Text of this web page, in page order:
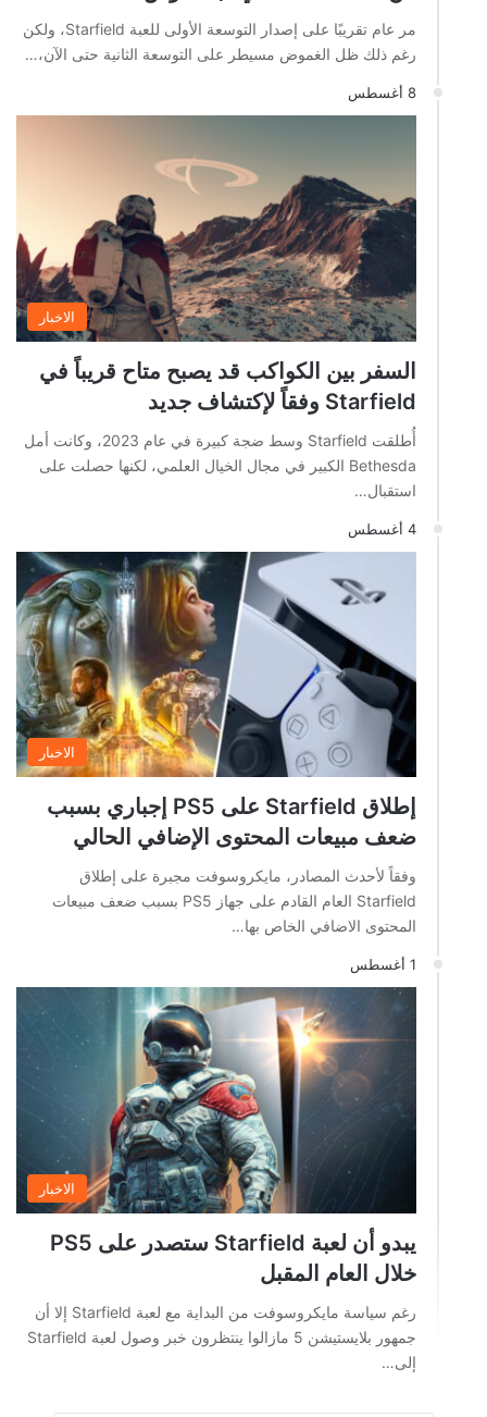
مر عام تقريبًا على إصدار التوسعة الأولى للعبة Starfield، ولكن
رغم ذلك ظل الغموض مسيطر على التوسعة الثانية حتى الآن،…
8 أغسطس
الاخبار
السفر بين الكواكب قد يصبح متاح قريباً في
Starfield وفقاً لإكتشاف جديد
أُطلقت Starfield وسط ضجة كبيرة في عام 2023، وكانت أمل
Bethesda الكبير في مجال الخيال العلمي، لكنها حصلت على
استقبال…
4 أغسطس
الاخبار
إطلاق Starfield على PS5 إجباري بسبب
ضعف مبيعات المحتوى الإضافي الحالي
وفقاً لأحدث المصادر، مايكروسوفت مجبرة على إطلاق
Starfield العام القادم على جهاز PS5 بسبب ضعف مبيعات
المحتوى الاضافي الخاص بها…
1 أغسطس
الاخبار
يبدو أن لعبة Starfield ستصدر على PS5
خلال العام المقبل
رغم سياسة مايكروسوفت من البداية مع لعبة Starfield إلا أن
جمهور بلايستيشن 5 مازالوا ينتظرون خبر وصول لعبة Starfield
إلى…